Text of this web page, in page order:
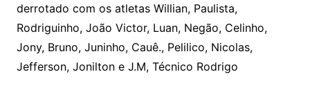
derrotado com os atletas Willian, Paulista,
Rodriguinho, João Victor, Luan, Negão, Celinho,
Jony, Bruno, Juninho, Cauê., Pelilico, Nicolas,
Jefferson, Jonilton e J.M, Técnico Rodrigo